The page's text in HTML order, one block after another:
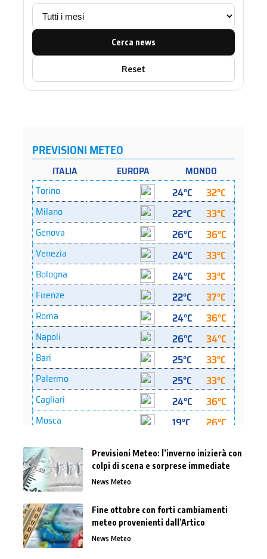
Cerca news
Reset
Previsioni Meteo: l’inverno inizierà con
colpi di scena e sorprese immediate
News Meteo
Fine ottobre con forti cambiamenti
meteo provenienti dall’Artico
News Meteo